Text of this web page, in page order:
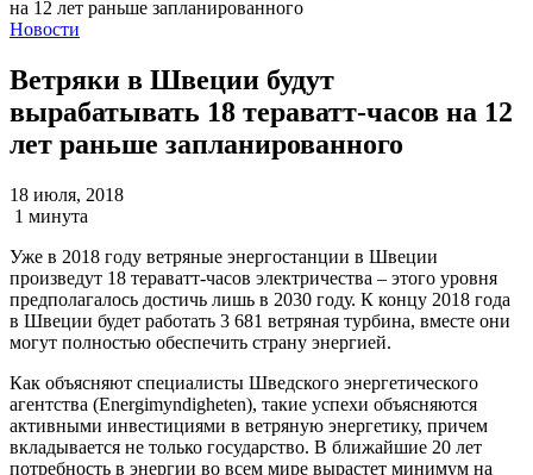
Новости
Ветряки в Швеции будут
вырабатывать 18 тераватт-часов на 12
лет раньше запланированного
18 июля, 2018
1 минута
Уже в 2018 году ветряные энергостанции в Швеции
произведут 18 тераватт-часов электричества – этого уровня
предполагалось достичь лишь в 2030 году. К концу 2018 года
в Швеции будет работать 3 681 ветряная турбина, вместе они
могут полностью обеспечить страну энергией.
Как объясняют специалисты Шведского энергетического
агентства (Energimyndigheten), такие успехи объясняются
активными инвестициями в ветряную энергетику, причем
вкладывается не только государство. В ближайшие 20 лет
потребность в энергии во всем мире вырастет минимум на